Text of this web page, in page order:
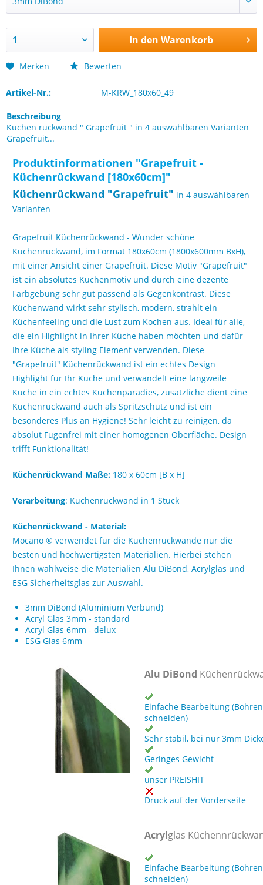
In den Warenkorb
Merken Bewerten
Artikel-Nr.: M-KRW_180x60_49
Beschreibung
Küchen rückwand " Grapefruit " in 4 auswählbaren Varianten
Grapefruit...
Produktinformationen "Grapefruit -
Küchenrückwand [180x60cm]"
Küchenrückwand "Grapefruit" in 4 auswählbaren
Varianten
Grapefruit Küchenrückwand - Wunder schöne
Küchenrückwand, im Format 180x60cm (1800x600mm BxH),
mit einer Ansicht einer Grapefruit. Diese Motiv "Grapefruit"
ist ein absolutes Küchenmotiv und durch eine dezente
Farbgebung sehr gut passend als Gegenkontrast. Diese
Küchenwand wirkt sehr stylisch, modern, strahlt ein
Küchenfeeling und die Lust zum Kochen aus. Ideal für alle,
die ein Highlight in Ihrer Küche haben möchten und dafür
Ihre Küche als styling Element verwenden. Diese
"Grapefruit" Küchenrückwand ist ein echtes Design
Highlight für Ihr Küche und verwandelt eine langweile
Küche in ein echtes Küchenparadies, zusätzliche dient eine
Küchenrückwand auch als Spritzschutz und ist ein
besonderes Plus an Hygiene! Sehr leicht zu reinigen, da
absolut Fugenfrei mit einer homogenen Oberfläche. Design
trifft Funktionalität!
Küchenrückwand Maße: 180 x 60cm [B x H]
Verarbeitung: Küchenrückwand in 1 Stück
Küchenrückwand - Material:
Mocano ® verwendet für die Küchenrückwände nur die
besten und hochwertigsten Materialien. Hierbei stehen
Ihnen wahlweise die Materialien Alu DiBond, Acrylglas und
ESG Sicherheitsglas zur Auswahl.
3mm DiBond (Aluminium Verbund)
Acryl Glas 3mm - standard
Acryl Glas 6mm - delux
ESG Glas 6mm
Alu DiBond
Einfache Bearbeitung
schneiden)
Sehr stabil, bei nur 3mm
Geringes Gewicht
unser PREISHIT
Druck auf der Vorderseite
Acrylglas
Einfache Bearbeitung
schneiden)